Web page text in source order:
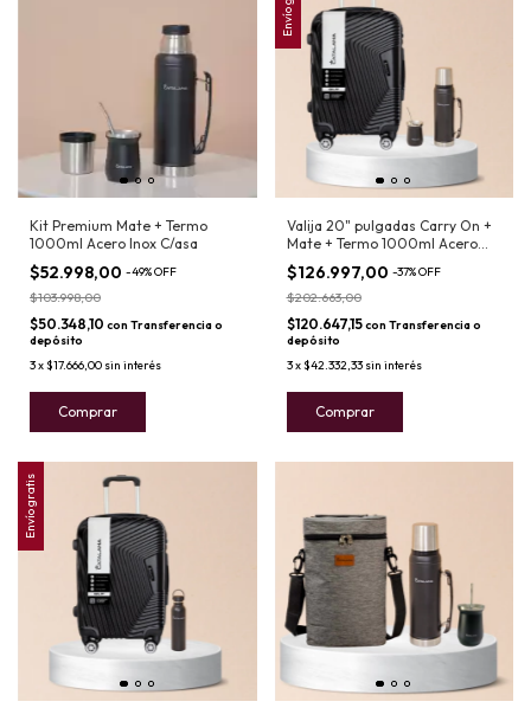
Kit Premium Mate + Termo
1000ml Acero Inox C/asa
$52.998,00 -49%OFF
$103.998,00
$50.348,10 con Transferencia o
depósito
3x$17.666,00 sin interés
Comprar
Valija 20" pulgadas Carry On +
Mate + Termo 1000ml Acero
Inox C/asa
$126.997,00 -37%OFF
$202.663,00
$120.647,15con Transferencia o
depósito
3x$42.332,33 sin interés
Comprar
Envío gratis